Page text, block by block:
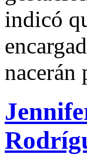
indicó
nacerán